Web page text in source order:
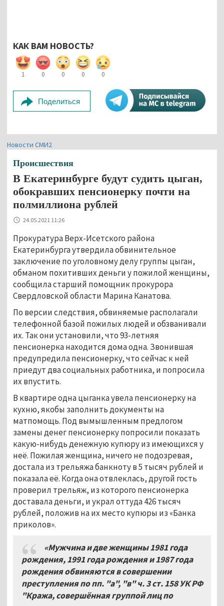
КАК ВАМ НОВОСТЬ?
1 0 0 0 0
Поделиться
Новости СМИ2
Происшествия
В Екатеринбурге будут судить цыган,
обокравших пенсионерку почти на
полмиллиона рублей
24.05.2021 11:26
Прокуратура Верх-Исетского района
Екатеринбурга утвердила обвинительное
заключение по уголовному делу группы цыган,
обманом похитивших деньги у пожилой женщины,
сообщила старший помощник прокурора
Свердловской области Марина Канатова.
По версии следствия, обвиняемые располагали
телефонной базой пожилых людей и обзванивали
их. Так они установили, что 93-летняя
пенсионерка находится дома одна. Звонившая
предупредила пенсионерку, что сейчас к ней
приедут два социальных работника, и попросила
их впустить.
В квартире одна цыганка увела пенсионерку на
кухню, якобы заполнить документы на
матпомощь. Под вымышленным предлогом
замены денег пенсионерку попросили показать
какую-нибудь денежную купюру из имеющихся у
неё. Пожилая женщина, ничего не подозревая,
достала из трельяжа банкноту в 5 тысяч рублей и
показала её. Когда она отвлеклась, другой гость
проверил трельяж, из которого пенсионерка
доставала деньги, и украл оттуда 426 тысяч
рублей, положив на их место купюры из «Банка
приколов».
«Мужчина и две женщины 1981 года
рождения, 1991 года рождения и 1987 года
рождения обвиняются в совершении
преступления по пп. "а", "в" ч. 3 ст. 158 УК РФ
"Кража, совершённая группой лиц по